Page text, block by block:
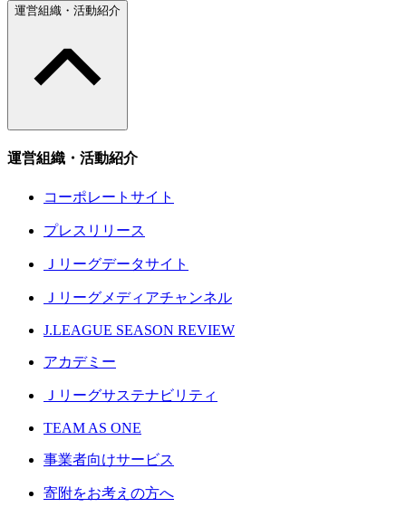
運営組織・活動紹介
運営組織・活動紹介
コーポレートサイト
プレスリリース
Ｊリーグデータサイト
Ｊリーグメディアチャンネル
J.LEAGUE SEASON REVIEW
アカデミー
Ｊリーグサステナビリティ
TEAM AS ONE
事業者向けサービス
寄附をお考えの方へ